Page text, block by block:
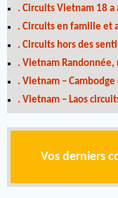
. Circuits Vietnam 18 a
. Circuits en famille et
. Circuits hors des
. Vietnam
. Vietnam –
. Vietnam – Laos
Vos derniers